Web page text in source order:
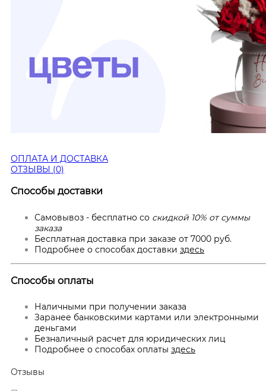
ОПЛАТА И ДОСТАВКА
ОТЗЫВЫ (0)
Способы доставки
Самовывоз - бесплатно со скидкой 10% от суммы
заказа
Бесплатная доставка при заказе от 7000 руб.
Подробнее о способах доставки здесь
Способы оплаты
Наличными при получении заказа
Заранее банковскими картами или электронными
деньгами
Безналичный расчет для юридических лиц
Подробнее о способах оплаты здесь
Отзывы